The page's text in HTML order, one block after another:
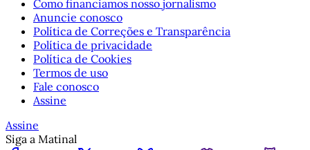
Como financiamos nosso jornalismo
Anuncie conosco
Política de Correções e Transparência
Política de privacidade
Política de Cookies
Termos de uso
Fale conosco
Assine
Assine
Siga a Matinal